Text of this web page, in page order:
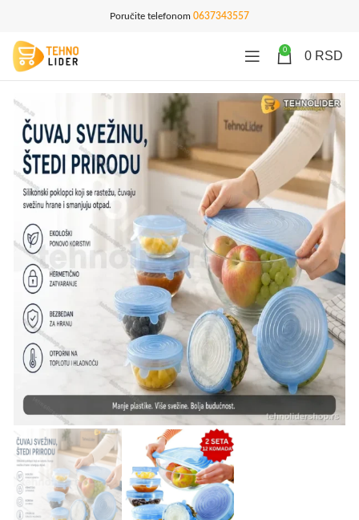
Poručite telefonom 0637343557
0 0 RSD